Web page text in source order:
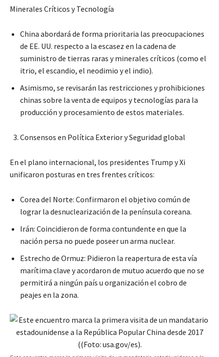
Minerales Críticos y Tecnología
China abordará de forma prioritaria las preocupaciones
de EE. UU. respecto a la escasez en la cadena de
suministro de tierras raras y minerales críticos (como el
itrio, el escandio, el neodimio y el indio).
Asimismo, se revisarán las restricciones y prohibiciones
chinas sobre la venta de equipos y tecnologías para la
producción y procesamiento de estos materiales.
Consensos en Política Exterior y Seguridad global
En el plano internacional, los presidentes Trump y Xi
unificaron posturas en tres frentes críticos:
Corea del Norte: Confirmaron el objetivo común de
lograr la desnuclearización de la península coreana.
Irán: Coincidieron de forma contundente en que la
nación persa no puede poseer un arma nuclear.
Estrecho de Ormuz: Pidieron la reapertura de esta vía
marítima clave y acordaron de mutuo acuerdo que no se
permitirá a ningún país u organización el cobro de
peajes en la zona.